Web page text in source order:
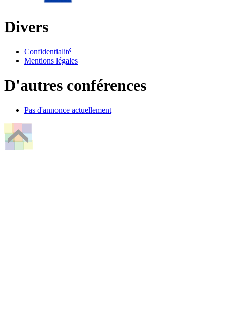
Divers
Confidentialité
Mentions légales
D'autres conférences
Pas d'annonce actuellement